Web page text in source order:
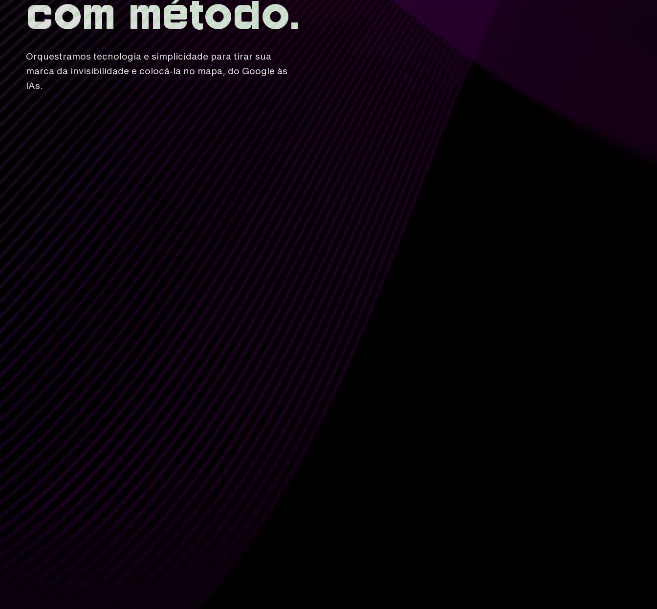
com método.
Orquestramos tecnologia e simplicidade para tirar sua
marca da invisibilidade e colocá-la no mapa, do Google às
IAs.